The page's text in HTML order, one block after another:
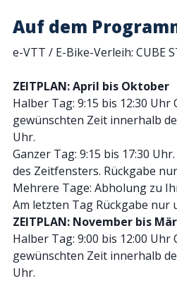
Auf dem
e-VTT / E-Bike-Verleih: CUBE
ZEITPLAN: April bis Oktober
Halber Tag: 9:15 bis 12:30
gewünschten Zeit innerhalb
Uhr.
Ganzer Tag: 9:15 bis 17:30
des Zeitfensters. Rückgabe
Mehrere Tage: Abholung zu
Am letzten Tag Rückgabe nur
ZEITPLAN: November bis
Halber Tag: 9:00 bis 12:00
gewünschten Zeit innerhalb
Uhr.